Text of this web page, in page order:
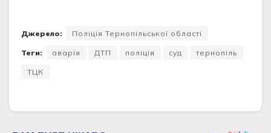
Джерело: Поліція Тернопільської області
Теги: аварія ДТП поліція суд тернопіль
ТЦК